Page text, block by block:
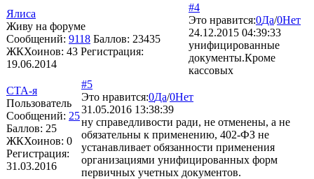
Ялиса
Живу на форуме
Сообщений: 9118 Баллов: 23435
ЖКХоинов: 43 Регистрация:
19.06.2014
#4
Это нравится:0Да/0Нет
24.12.2015 04:39:33
унифицированные
документы.Кроме
кассовых
СТА-я
Пользователь
Сообщений: 25
Баллов: 25
ЖКХоинов: 0
Регистрация:
31.03.2016
#5
Это нравится:0Да/0Нет
31.05.2016 13:38:39
ну справедливости ради, не отменены, а не
обязательны к применению, 402-ФЗ не
устанавливает обязанности применения
организациями унифицированных форм
первичных учетных документов.